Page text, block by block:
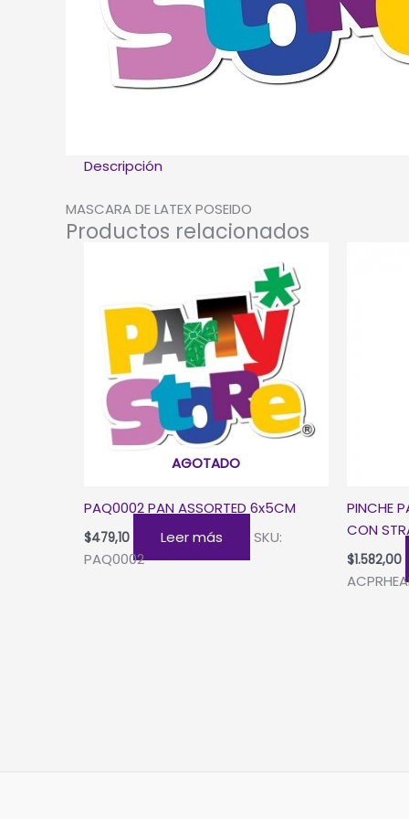
Descripción
MASCARA DE LATEX POSEIDO
Productos relacionados
AGOTADO
PAQ0002 PAN ASSORTED 6x5CM
$479,10 Leer más
SKU:
PAQ0002
PINCHE
CON
$1.582,00